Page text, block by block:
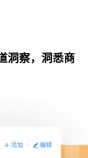
洞察，洞悉商